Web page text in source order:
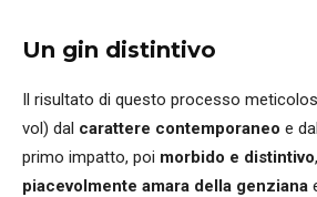
Un gin distintivo
Il risultato di questo processo
vol) dal carattere contemporaneo e
primo impatto, poi morbido e distintivo
piacevolmente amara della genziana